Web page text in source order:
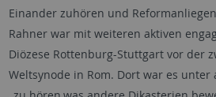
Einander zuhören und
Rahner war mit weiteren aktiven
Diözese Rottenburg-Stuttgart vor der
Weltsynode in Rom. Dort war es